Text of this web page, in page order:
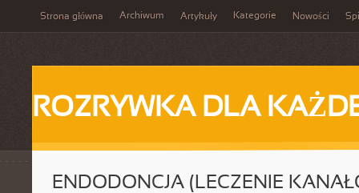
Strona główna Archiwum Artykuły Kategorie Nowości
ROZRYWKA DLA
ENDODONCJA (LECZENIE